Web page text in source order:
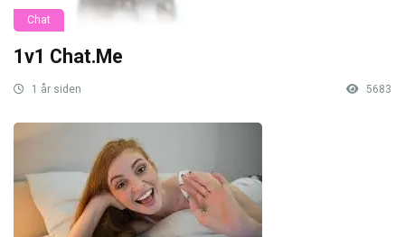
Chat
1v1 Chat.Me
1 år siden 5683